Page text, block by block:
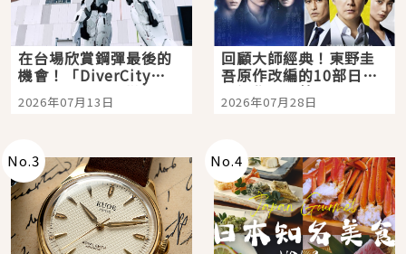
在台場欣賞鋼彈最後的
機會！「DiverCity
Tokyo Plaza」搭船、
購物、美食及夜景，一
2026年07月13日
回顧大師經典！東野圭
吾原作改編的10部日本
影視作品推薦
2026年07月28日
No.3 No.4